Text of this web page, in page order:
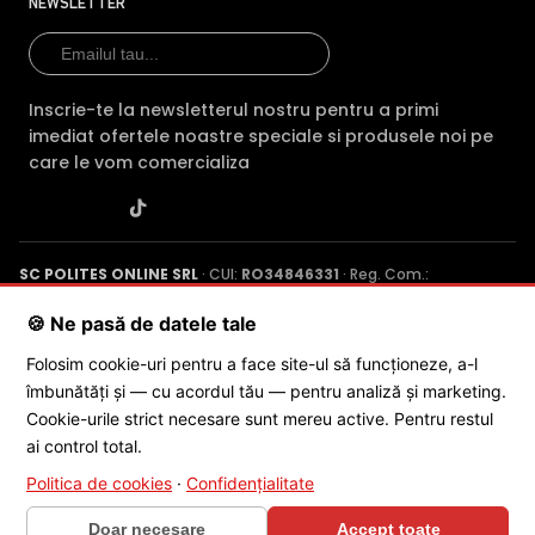
NEWSLETTER
Inscrie-te la newsletterul nostru pentru a primi
imediat ofertele noastre speciale si produsele noi pe
care le vom comercializa
SC POLITES ONLINE SRL · CUI: RO34846331 · Reg. Com.:
Poenaru, Nr. 1, Craiova, Jud. Dolj ·
© 2026 SC POLITES ONLINE SRL
🍪 Ne pasă de datele tale
Folosim cookie-uri pentru a face site-ul să funcționeze, a-l
îmbunătăți și — cu acordul tău — pentru analiză și marketing.
Cookie-urile strict necesare sunt mereu active. Pentru restul
ai control total.
Politica de cookies · Confidențialitate
Doar necesare Accept toate